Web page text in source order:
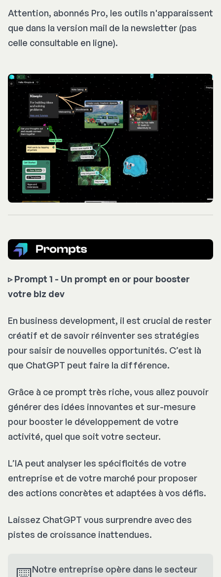
Attention, abonnés Pro, les outils n'apparaissent
que dans la version mail de la newsletter (pas
celle consultable en ligne).
▹ Prompt 1 - Un prompt en or pour booster
votre biz dev
En business development, il est crucial de rester
créatif et de savoir réinventer ses stratégies
pour saisir de nouvelles opportunités. C’est là
que ChatGPT peut faire la différence.
Grâce à ce prompt très riche, vous allez pouvoir
générer des idées innovantes et sur-mesure
pour booster le développement de votre
activité, quel que soit votre secteur.
L’IA peut analyser les spécificités de votre
entreprise et de votre marché pour proposer
des actions concrètes et adaptées à vos défis.
Laissez ChatGPT vous surprendre avec des
pistes de croissance inattendues.
Notre entreprise opère dans le secteur